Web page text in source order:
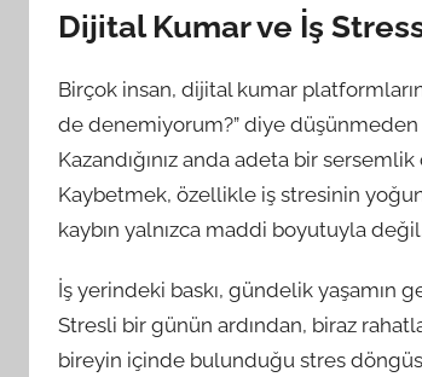
Dijital Kumar ve İş
Birçok insan, dijital kumar
de denemiyorum?” diye
Kazandığınız anda adeta bir
Kaybetmek, özellikle iş stresinin
kaybın yalnızca maddi boyutuyla
İş yerindeki baskı, gündelik yaşamın
Stresli bir günün ardından, biraz
bireyin içinde bulunduğu stres